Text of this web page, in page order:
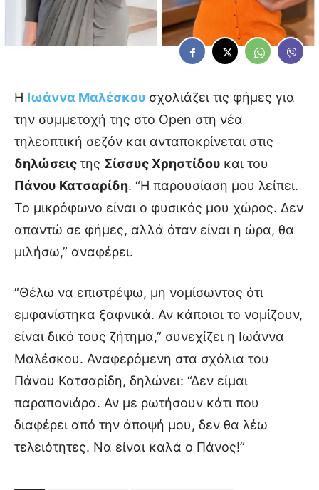
Η Ιωάννα Μαλέσκου σχολιάζει τις φήμες για
την συμμετοχή της στο Open στη νέα
τηλεοπτική σεζόν και ανταποκρίνεται στις
δηλώσειςτης Σίσσυς Χρηστίδου και του
Πάνου Κατσαρίδη. “Η παρουσίαση μου λείπει.
Το μικρόφωνο είναι ο φυσικός μου χώρος. Δεν
απαντώ σε φήμες, αλλά όταν είναι η ώρα, θα
μιλήσω,” αναφέρει.
“Θέλω να επιστρέψω, μη νομίσωντας ότι
εμφανίστηκα ξαφνικά. Αν κάποιοι το νομίζουν,
είναι δικό τους ζήτημα,” συνεχίζει η Ιωάννα
Μαλέσκου. Αναφερόμενη στα σχόλια του
Πάνου Κατσαρίδη, δηλώνει: “Δεν είμαι
παραπονιάρα. Αν με ρωτήσουν κάτι που
διαφέρει από την άποψή μου, δεν θα λέω
τελειότητες. Να είναι καλά ο Πάνος!”